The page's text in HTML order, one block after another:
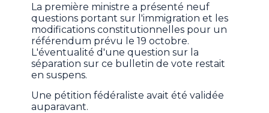
La première ministre a présenté neuf
questions portant sur l'immigration et les
modifications constitutionnelles pour un
référendum prévu le 19 octobre.
L'éventualité d'une question sur la
séparation sur ce bulletin de vote restait
en suspens.
Une pétition fédéraliste avait été validée
auparavant.